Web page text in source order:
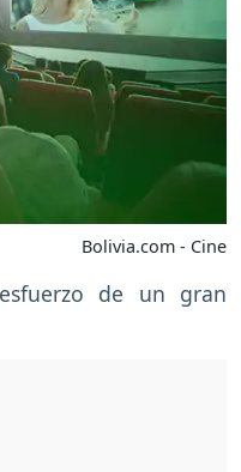
Bolivia.com - Cine
de un gran